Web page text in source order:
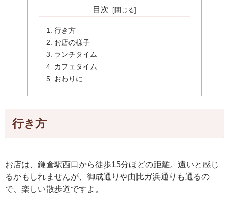
目次
行き方
お店の様子
ランチタイム
カフェタイム
おわりに
行き方
お店は、鎌倉駅西口から徒歩15分ほどの距離。遠いと感じ
るかもしれませんが、御成通りや由比ガ浜通りも通るの
で、楽しい散歩道ですよ。